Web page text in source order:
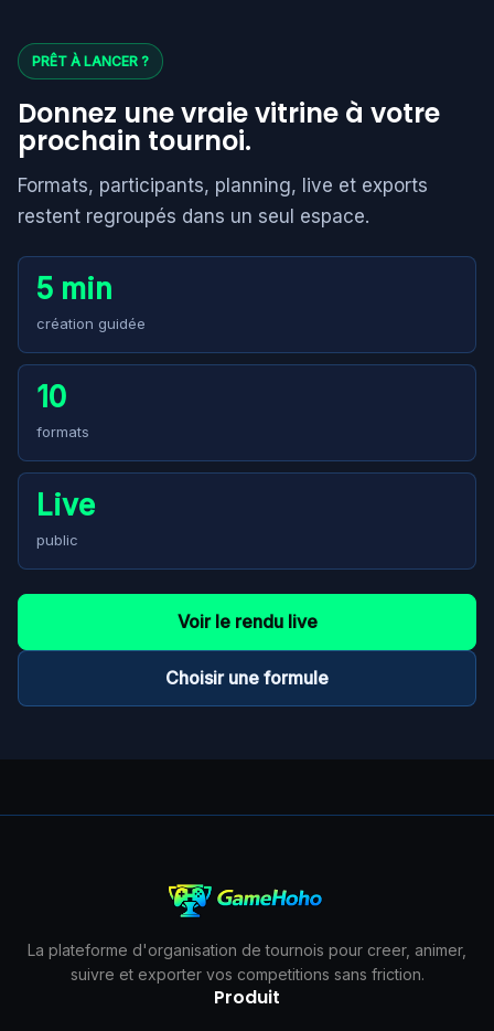
PRÊT À LANCER ?
Donnez une vraie vitrine à votre
prochain tournoi.
Formats, participants, planning, live et exports
restent regroupés dans un seul espace.
5 min
création guidée
10
formats
Live
public
Voir le rendu live
Choisir une formule
La plateforme d'organisation de tournois pour creer, animer,
suivre et exporter vos competitions sans friction.
Produit